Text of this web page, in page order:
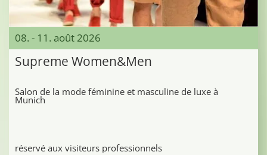
08. - 11. août 2026
Supreme Women&Men
Salon de la mode féminine et masculine de luxe à
Munich
réservé aux visiteurs professionnels